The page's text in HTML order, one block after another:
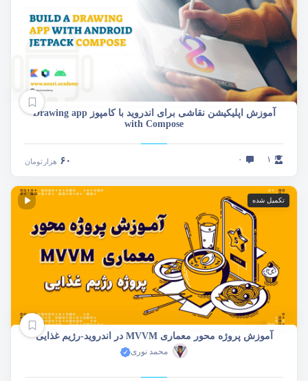
آموزش اپلیکیشن نقاشی برای اندروید با کامپوز Drawing app
with Compose
۱ ۰ ۶۰ هزار تومان
تکمیل شده
آموزش پروژه محور معماری MVVM در اندروید-رژیم غذایی
محمد نوری